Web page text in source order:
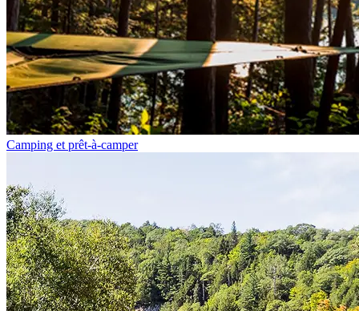
Camping et prêt-à-camper